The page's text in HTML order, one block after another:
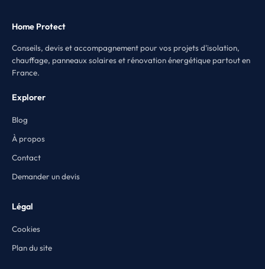
Home Protect
Conseils, devis et accompagnement pour vos projets d'isolation,
chauffage, panneaux solaires et rénovation énergétique partout en
France.
Explorer
Blog
À propos
Contact
Demander un devis
Légal
Cookies
Plan du site